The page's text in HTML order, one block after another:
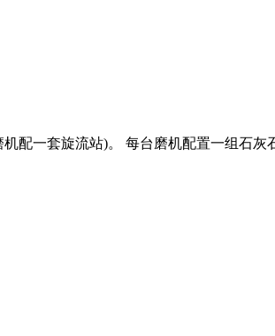
配一套旋流站)。 每台磨机配置一组石